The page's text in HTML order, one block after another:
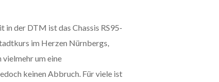
in der DTM ist das Chassis RS95-
im Herzen Nürnbergs,
vielmehr um eine
keinen Abbruch. Für viele ist